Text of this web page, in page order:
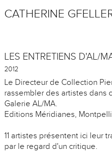
CATHERINE
LES ENTRETIENS D'AL/
2012
Le Directeur de Collection
rassembler des artistes dans
Galerie AL/MA.
Editions Méridianes,
11 artistes présentent ici leur
par le regard d'un critique.